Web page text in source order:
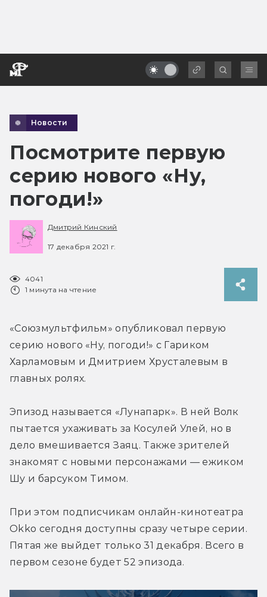
Новости
Посмотрите первую
серию нового «Ну,
погоди!»
Дмитрий Кинский
17 декабря 2021 г.
4041
1 минута на чтение
«Союзмультфильм» опубликовал первую
серию нового «Ну, погоди!» с Гариком
Харламовым и Дмитрием Хрусталевым в
главных ролях.
Эпизод называется «Лунапарк». В ней Волк
пытается ухаживать за Косулей Улей, но в
дело вмешивается Заяц. Также зрителей
знакомят с новыми персонажами — ежиком
Шу и барсуком Тимом.
При этом подписчикам онлайн-кинотеатра
Okko сегодня доступны сразу четыре серии.
Пятая же выйдет только 31 декабря. Всего в
первом сезоне будет 52 эпизода.